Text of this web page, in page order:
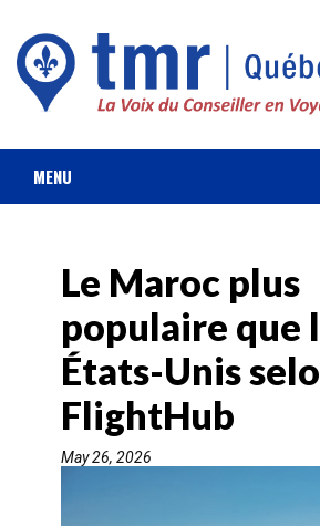
MENU
FORFAIT VACANCES
CROISIÈRES
HOTELS & RESORTS
DESTINATIONS
Le Maroc plus
populaire que
États-Unis
FlightHub
May 26, 2026